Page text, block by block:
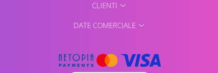
Curatenie si intretinere
CLIENTI
DATE COMERCIALE